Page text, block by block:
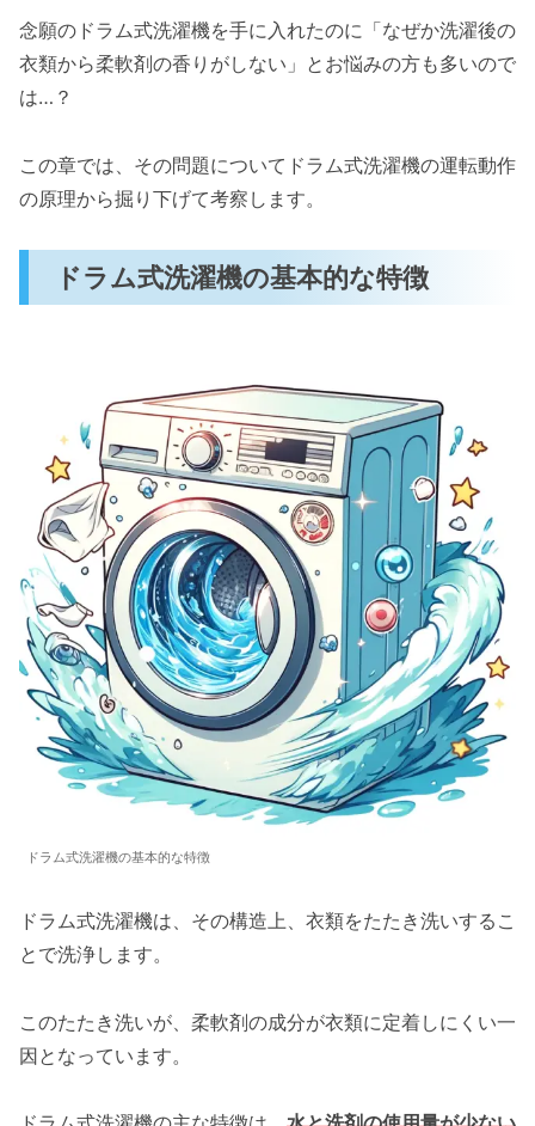
念願のドラム式洗濯機を手に入れたのに「なぜか洗濯後の
衣類から柔軟剤の香りがしない」とお悩みの方も多いので
は…？
この章では、その問題についてドラム式洗濯機の運転動作
の原理から掘り下げて考察します。
ドラム式洗濯機の基本的な特徴
ドラム式洗濯機の基本的な特徴
ドラム式洗濯機は、その構造上、衣類をたたき洗いするこ
とで洗浄します。
このたたき洗いが、柔軟剤の成分が衣類に定着しにくい一
因となっています。